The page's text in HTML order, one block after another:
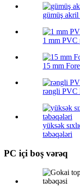
gümüş
1 mm PVC
15 mm
rəngli PVC
yüksək
təbəqələri
PC içi boş vərəq